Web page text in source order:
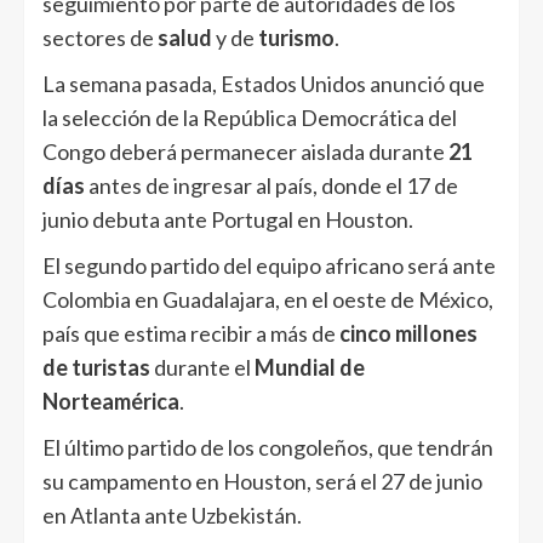
sectores de saludy de turismo.
La semana pasada, Estados Unidos anunció que
la selección de la República Democrática del
Congo deberá permanecer aislada durante 21
días antes de ingresar al país, donde el 17 de
junio debuta ante Portugal en Houston.
El segundo partido del equipo africano será ante
Colombia en Guadalajara, en el oeste de México,
país que estima recibir a más de cinco millones
de turistas durante el Mundial de
Norteamérica.
El último partido de los congoleños, que tendrán
su campamento en Houston, será el 27 de junio
en Atlanta ante Uzbekistán.